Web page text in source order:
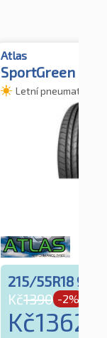
Atlas
SportGreen SUV
Letní pneumatiky
215/55R18 99V
Kč1390 -2%
Kč1362